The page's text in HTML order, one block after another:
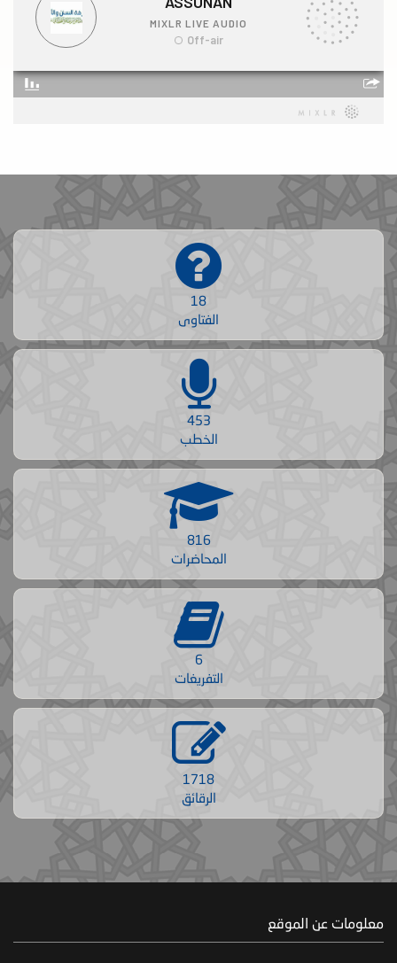
18
الفتاوى
453
الخطب
816
المحاضرات
6
التفريغات
1718
الرقائق
معلومات عن الموقع